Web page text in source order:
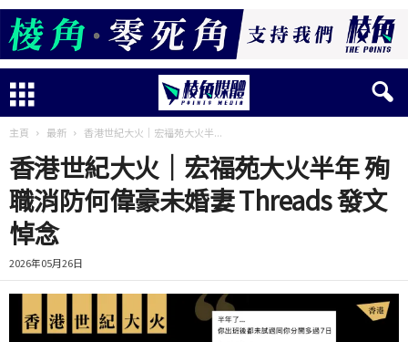
主頁 最新 香港世紀大火｜宏福苑大火半...
香港世紀大火｜宏福苑大火半年 殉
職消防何偉豪未婚妻 Threads 發文
悼念
2026年05月26日